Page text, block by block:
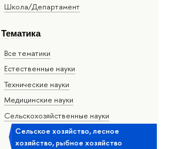
Школа/Департамент
Тематика
Все тематики
Естественные науки
Тех­ничес­кие науки
Медицинские науки
Сельскохозяйственные науки
Сельское хозяйство, лесное
хозяйство, рыбное хозяйство